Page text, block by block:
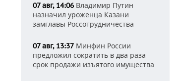
07 авг, 14:06 Владимир Путин
назначил уроженца Казани
замглавы Россотрудничества
07 авг, 13:37 Минфин России
предложил сократить в два раза
срок продажи изъятого имущества